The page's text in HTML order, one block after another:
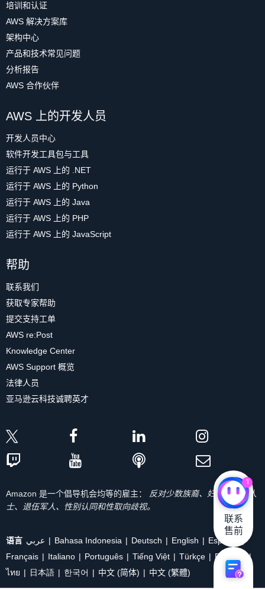
培训和认证
AWS 解决方案库
架构中心
产品和技术常见问题
分析报告
AWS 合作伙伴
AWS 上的开发人员
开发人员中心
软件开发工具包与工具
运行于 AWS 上的 .NET
运行于 AWS 上的 Python
运行于 AWS 上的 Java
运行于 AWS 上的 PHP
运行于 AWS 上的 JavaScript
帮助
联系我们
获取专家帮助
提交支持工单
AWS re:Post
Knowledge Center
AWS Support 概览
法律人员
亚马逊云科技诚聘英才
Amazon 是一个倡导机会均等的雇主： 反对少数族裔、妇女、残疾人
士、退伍军人、性别认同和性取向歧视。
语言 عربي Bahasa Indonesia Deutsch English
Español
Français
Italiano Português Tiếng Việt Türkçe
Ρусский
ไทย
日本語 한국어 中文 (简体) 中文 (繁體)
1
联系
售前